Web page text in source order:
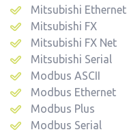
Mitsubishi Ethernet
Mitsubishi FX
Mitsubishi FX Net
Mitsubishi Serial
Modbus ASCII
Modbus Ethernet
Modbus Plus
Modbus Serial